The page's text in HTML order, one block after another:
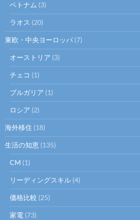
ベトナム (3)
ラオス (20)
東欧・中央ヨーロッパ (7)
オーストリア (3)
チェコ (1)
ブルガリア (1)
ロシア (2)
海外移住 (18)
生活の知恵 (135)
CM (1)
リーディングスキル (4)
価格比較 (25)
家電 (73)